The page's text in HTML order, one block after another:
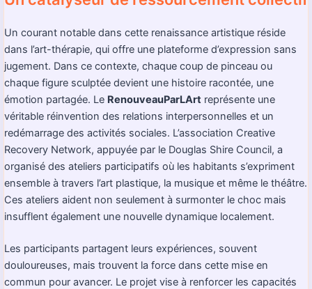
Un courant notable dans cette renaissance artistique réside
dans l’art-thérapie, qui offre une plateforme d’expression sans
jugement. Dans ce contexte, chaque coup de pinceau ou
chaque figure sculptée devient une histoire racontée, une
émotion partagée. Le RenouveauParLArt représente une
véritable réinvention des relations interpersonnelles et un
redémarrage des activités sociales. L’association Creative
Recovery Network, appuyée par le Douglas Shire Council, a
organisé des ateliers participatifs où les habitants s’expriment
ensemble à travers l’art plastique, la musique et même le théâtre.
Ces ateliers aident non seulement à surmonter le choc mais
insufflent également une nouvelle dynamique localement.
Les participants partagent leurs expériences, souvent
douloureuses, mais trouvent la force dans cette mise en
commun pour avancer. Le projet vise à renforcer les capacités